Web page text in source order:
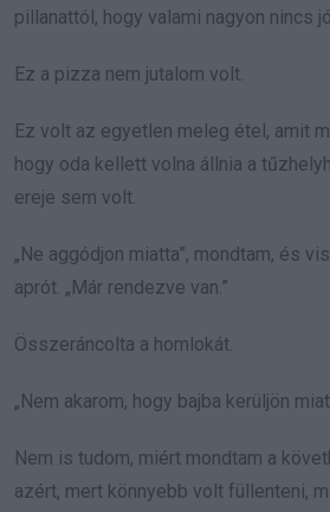
pillanattól, hogy valami nagyon nincs
Ez a pizza nem jutalom volt.
Ez volt az egyetlen meleg étel, amit
hogy oda kellett volna állnia a
ereje sem volt.
„Ne aggódjon miatta”, mondtam, és
aprót. „Már rendezve van.”
Összeráncolta a homlokát.
„Nem akarom, hogy bajba kerüljön
Nem is tudom, miért mondtam a
azért, mert könnyebb volt füllenteni,